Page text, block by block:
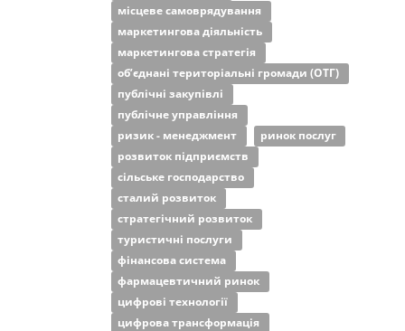
місцеве самоврядування
маркетингова діяльність
маркетингова стратегія
об’єднані територіальні громади (ОТГ)
публічні закупівлі
публічне управління
ризик - менеджмент
ринок послуг
розвиток підприємств
сільське господарство
сталий розвиток
стратегічний розвиток
туристичні послуги
фінансова система
фармацевтичний ринок
цифрові технології
цифрова трансформація